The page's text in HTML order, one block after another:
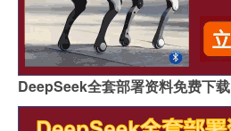
DeepSeek全套部署资料免费下载